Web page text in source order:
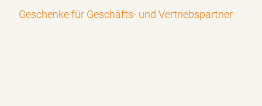
Geschenke für Geschäfts- und Vertriebspartner